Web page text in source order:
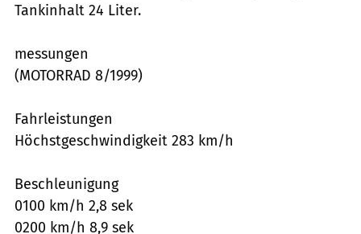
Tankinhalt 24 Liter.
messungen
(MOTORRAD 8/1999)
Fahrleistungen
Höchstgeschwindigkeit 283 km/h
Beschleunigung
0100 km/h 2,8 sek
0200 km/h 8,9 sek